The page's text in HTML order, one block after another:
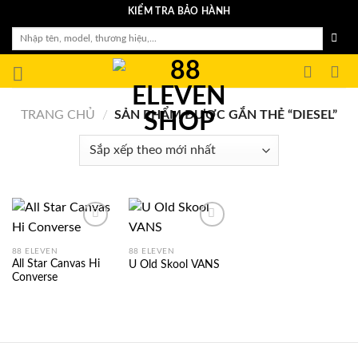
content
KIỂM TRA BẢO HÀNH
TRANG CHỦ / SẢN PHẨM ĐƯỢC GẮN THẺ “DIESEL”
88 ELEVEN
All Star Canvas Hi
Converse
88 ELEVEN
U Old Skool VANS